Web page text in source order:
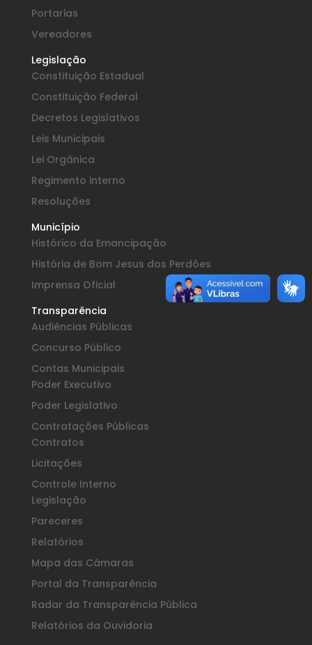
Portarias
Vereadores
Legislação
Constituição Estadual
Constituição Federal
Decretos Legislativos
Leis Municipais
Lei Orgânica
Regimento interno
Resoluções
Município
Histórico da Emancipação
História de Bom Jesus dos Perdões
Imprensa Oficial
Transparência
Audiências Públicas
Concurso Público
Contas Municipais
Poder Executivo
Poder Legislativo
Contratações Públicas
Contratos
Licitações
Controle Interno
Legislação
Pareceres
Relatórios
Mapa das Câmaras
Portal da Transparência
Radar da Transparência Pública
Relatórios da Ouvidoria